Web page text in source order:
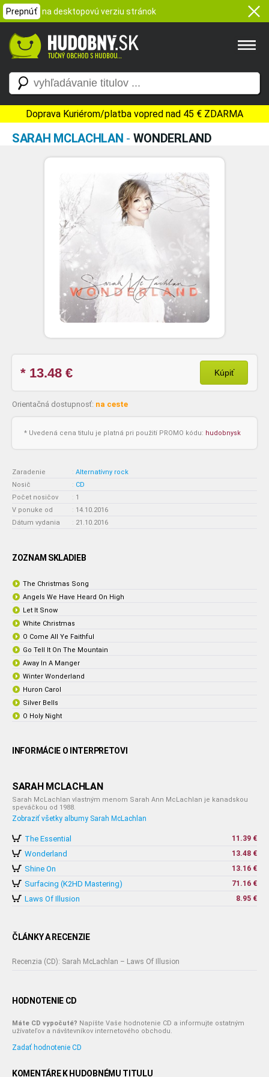
Prepnúť na desktopovú verziu stránok
Doprava Kuriérom/platba vopred nad 45 € ZDARMA
SARAH MCLACHLAN - WONDERLAND
* 13.48 € Kúpiť
Orientačná dostupnosť: na ceste
* Uvedená cena titulu je platná pri použití PROMO kódu: hudobnysk
Zaradenie : Alternatívny rock
Nosič
: CD
Počet nosičov
: 1
V ponuke od
: 14.10.2016
Dátum vydania
: 21.10.2016
ZOZNAM SKLADIEB
The Christmas Song
Angels We Have Heard On High
Let It Snow
White Christmas
O Come All Ye Faithful
Go Tell It On The Mountain
Away In A Manger
Winter Wonderland
Huron Carol
Silver Bells
O Holy Night
INFORMÁCIE O INTERPRETOVI
SARAH MCLACHLAN
Sarah McLachlan vlastným menom Sarah Ann McLachlan je kanadskou
speváčkou od 1988.
Zobraziť všetky albumy Sarah McLachlan
The Essential 11.39 €
Wonderland 13.48 €
Shine On 13.16 €
Surfacing (K2HD Mastering) 71.16 €
Laws Of Illusion 8.95 €
ČLÁNKY A RECENZIE
Recenzia (CD): Sarah McLachlan – Laws Of Illusion
HODNOTENIE CD
Máte CD vypočuté? Napíšte Vaše hodnotenie CD a informujte ostatným
užívateľov a návštevníkov internetového obchodu.
Zadať hodnotenie CD
KOMENTÁRE K HUDOBNÉMU TITULU